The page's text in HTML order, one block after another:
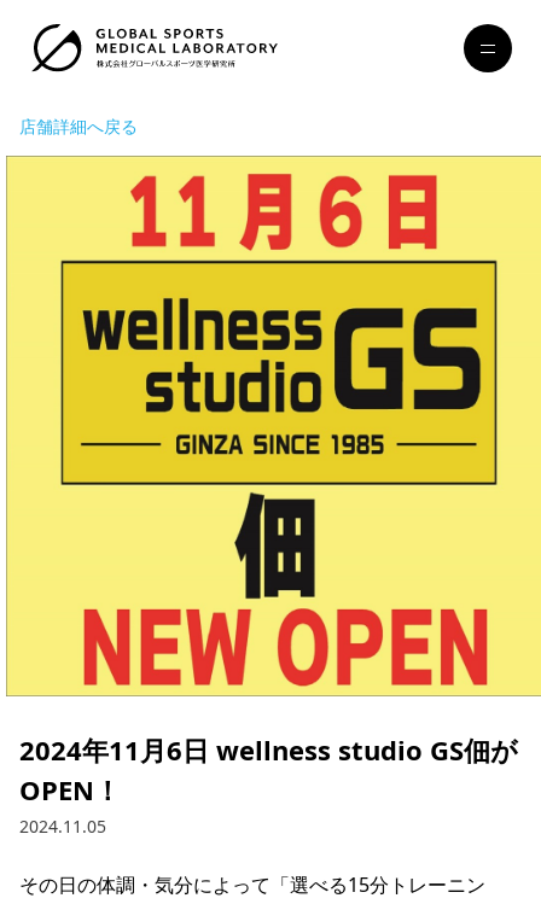
店舗詳細へ戻る
2024年11月6日 wellness studio GS佃が
OPEN！
2024.11.05
その日の体調・気分によって「選べる15分トレーニン